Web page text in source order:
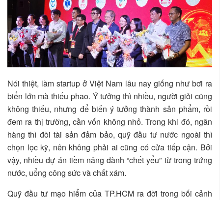
Nói thiệt, làm startup ở Việt Nam lâu nay giống như bơi ra
biển lớn mà thiếu phao. Ý tưởng thì nhiều, người giỏi cũng
không thiếu, nhưng để biến ý tưởng thành sản phẩm, rồi
đem ra thị trường, cần vốn không nhỏ. Trong khi đó, ngân
hàng thì đòi tài sản đảm bảo, quỹ đầu tư nước ngoài thì
chọn lọc kỹ, nên không phải ai cũng có cửa tiếp cận. Bởi
vậy, nhiều dự án tiềm năng đành “chết yểu” từ trong trứng
nước, uổng công sức và chất xám.
Quỹ đầu tư mạo hiểm của TP.HCM ra đời trong bối cảnh